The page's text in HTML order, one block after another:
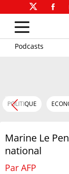
Podcasts
POLITIQUE
Marine Le
national
Par AFP